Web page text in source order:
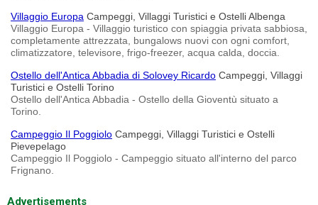
Villaggio Europa Campeggi, Villaggi Turistici e Ostelli Albenga
Villaggio Europa - Villaggio turistico con spiaggia privata sabbiosa,
completamente attrezzata, bungalows nuovi con ogni comfort,
climatizzatore, televisore, frigo-freezer, acqua calda, doccia.
Ostello dell'Antica Abbadia di Solovey Ricardo Campeggi, Villaggi
Turistici e Ostelli Torino
Ostello dell'Antica Abbadia - Ostello della Gioventù situato a
Torino.
Campeggio Il Poggiolo Campeggi, Villaggi Turistici e Ostelli
Pievepelago
Campeggio Il Poggiolo - Campeggio situato all'interno del parco
Frignano.
Advertisements